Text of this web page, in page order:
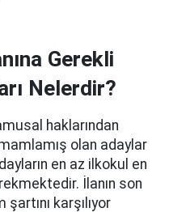
Gerekli
Nelerdir?
haklarından
olan adaylar
en az ilkokul en
İlanın son
karşılıyor